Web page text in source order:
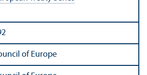
of Europe